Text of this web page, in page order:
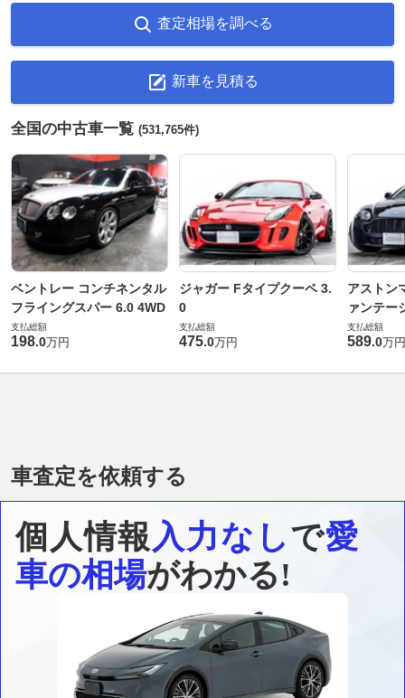
査定相場を調べる
新車を見積る
全国の中古車一覧 (531,765件)
ベントレー コンチネンタル
フライングスパー 6.0 4WD
支払総額
198.0万円
ジャガー Fタイプクーペ 3.
0
支払総額
475.0万円
アストン
ァンテー
支払総額
589.0万円
車査定を依頼する
個人情報入力なしで愛
車の相場がわかる!